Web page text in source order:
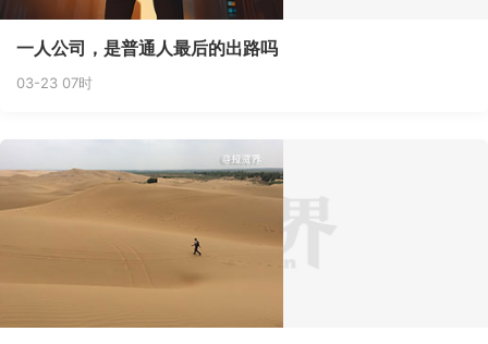
一人公司，是普通人最后的出路吗
03-23 07时